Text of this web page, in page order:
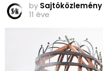
by Sajtóközlemény
11 éve